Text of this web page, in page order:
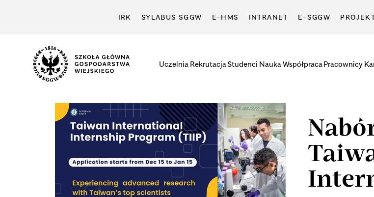
IRK SYLABUS SGGW E-HMS INTRANET E-SGGW
Uczelnia Rekrutacja Studenci Nauka Współpraca Pracownicy